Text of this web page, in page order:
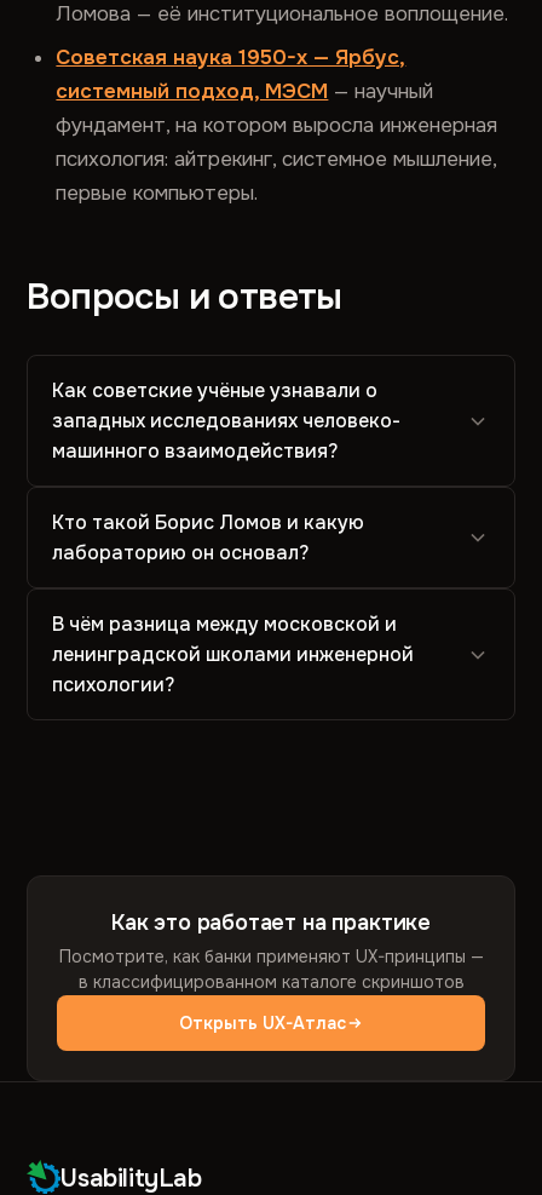
Ломова — её институциональное воплощение.
Советская наука 1950-х — Ярбус,
системный подход, МЭСМ — научный
фундамент, на котором выросла инженерная
психология: айтрекинг, системное мышление,
первые компьютеры.
Вопросы и ответы
Как советские учёные узнавали о
западных исследованиях человеко-
машинного взаимодействия?
Кто такой Борис Ломов и какую
лабораторию он основал?
В чём разница между московской и
ленинградской школами инженерной
психологии?
Как это работает на практике
Посмотрите, как банки применяют UX-принципы —
в классифицированном каталоге скриншотов
Открыть UX-Атлас
UsabilityLab